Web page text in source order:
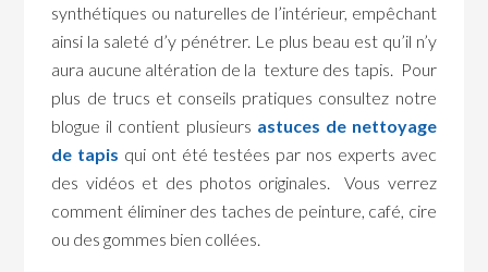
synthétiques ou naturelles de l’intérieur, empêchant
ainsi la saleté d’y pénétrer. Le plus beau est qu’il n’y
aura aucune altération de la texture des tapis. Pour
plus de trucs et conseils pratiques consultez notre
blogue il contient plusieurs astuces de nettoyage
de tapis qui ont été testées par nos experts avec
des vidéos et des photos originales. Vous verrez
comment éliminer des taches de peinture, café, cire
ou des gommes bien collées.